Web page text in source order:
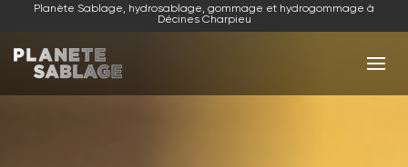
Planète Sablage, hydrosablage, gommage et hydrogommage à
Décines Charpieu